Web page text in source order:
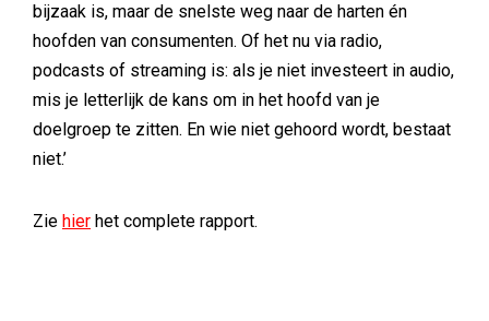
bijzaak is, maar de snelste weg naar de harten én
hoofden van consumenten. Of het nu via radio,
podcasts of streaming is: als je niet investeert in audio,
mis je letterlijk de kans om in het hoofd van je
doelgroep te zitten. En wie niet gehoord wordt, bestaat
niet.’
Zie hier het complete rapport.